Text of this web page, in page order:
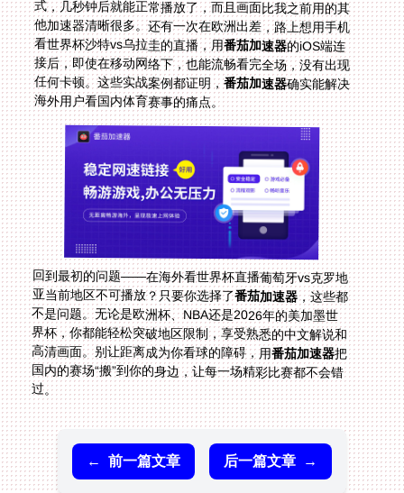
看世界杯沙特vs乌拉圭的直播，用番茄加速器的iOS端连
接后，即使在移动网络下，也能流畅看完全场，没有出现
任何卡顿。这些实战案例都证明，番茄加速器确实能解决
海外用户看国内体育赛事的痛点。
回到最初的问题——在海外看世界杯直播葡萄牙vs克罗地
亚当前地区不可播放？只要你选择了番茄加速器，这些都
不是问题。无论是欧洲杯、NBA还是2026年的美加墨世
界杯，你都能轻松突破地区限制，享受熟悉的中文解说和
高清画面。别让距离成为你看球的障碍，用番茄加速器把
国内的赛场“搬”到你的身边，让每一场精彩比赛都不会错
过。
← 前一篇文章 后一篇文章 →